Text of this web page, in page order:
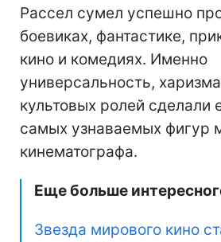
Рассел сумел успешно
боевиках, фантастике,
кино и комедиях. Именно
универсальность,
культовых ролей сделали
самых узнаваемых фигур
кинематографа.
Еще больше
Звезда мирового кино